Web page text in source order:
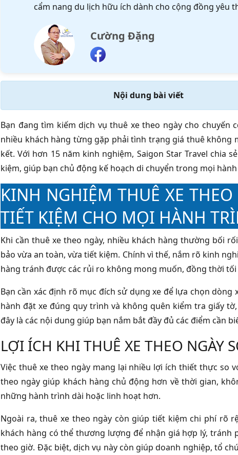
cẩm nang du lịch hữu ích dành cho cộng đồng yêu
Cường Đặng
Nội dung bài viết
Bạn đang tìm kiếm dịch vụ thuê xe theo ngày cho chuyến
nhiều khách hàng từng gặp phải tình trạng giá thuê không
kết. Với hơn 15 năm kinh nghiệm, Saigon Star Travel chia sẻ
kiệm, giúp bạn chủ động kế hoạch di chuyển trong mọi
KINH NGHIỆM THUÊ XE
TIẾT KIỆM CHO MỌI HÀNH
Khi cần thuê xe theo ngày, nhiều khách hàng thường bối
bảo vừa an toàn, vừa tiết kiệm. Chính vì thế, nắm rõ kinh
hàng tránh được các rủi ro không mong muốn, đồng thời
Bạn cần xác định rõ mục đích sử dụng xe để lựa chọn
hành đặt xe đúng quy trình và không quên kiểm tra giấy
đây là các nội dung giúp bạn nắm bắt đầy đủ các điểm cần
LỢI ÍCH KHI THUÊ XE THEO NGÀY
Việc thuê xe theo ngày mang lại nhiều lợi ích thiết thực
theo ngày giúp khách hàng chủ động hơn về thời gian,
những hành trình dài hoặc linh hoạt hơn.
Ngoài ra, thuê xe theo ngày còn giúp tiết kiệm chi phí rõ
khách hàng có thể thương lượng để nhận giá hợp lý,
theo giờ. Đặc biệt, dịch vụ này còn giúp doanh nghiệp, tổ